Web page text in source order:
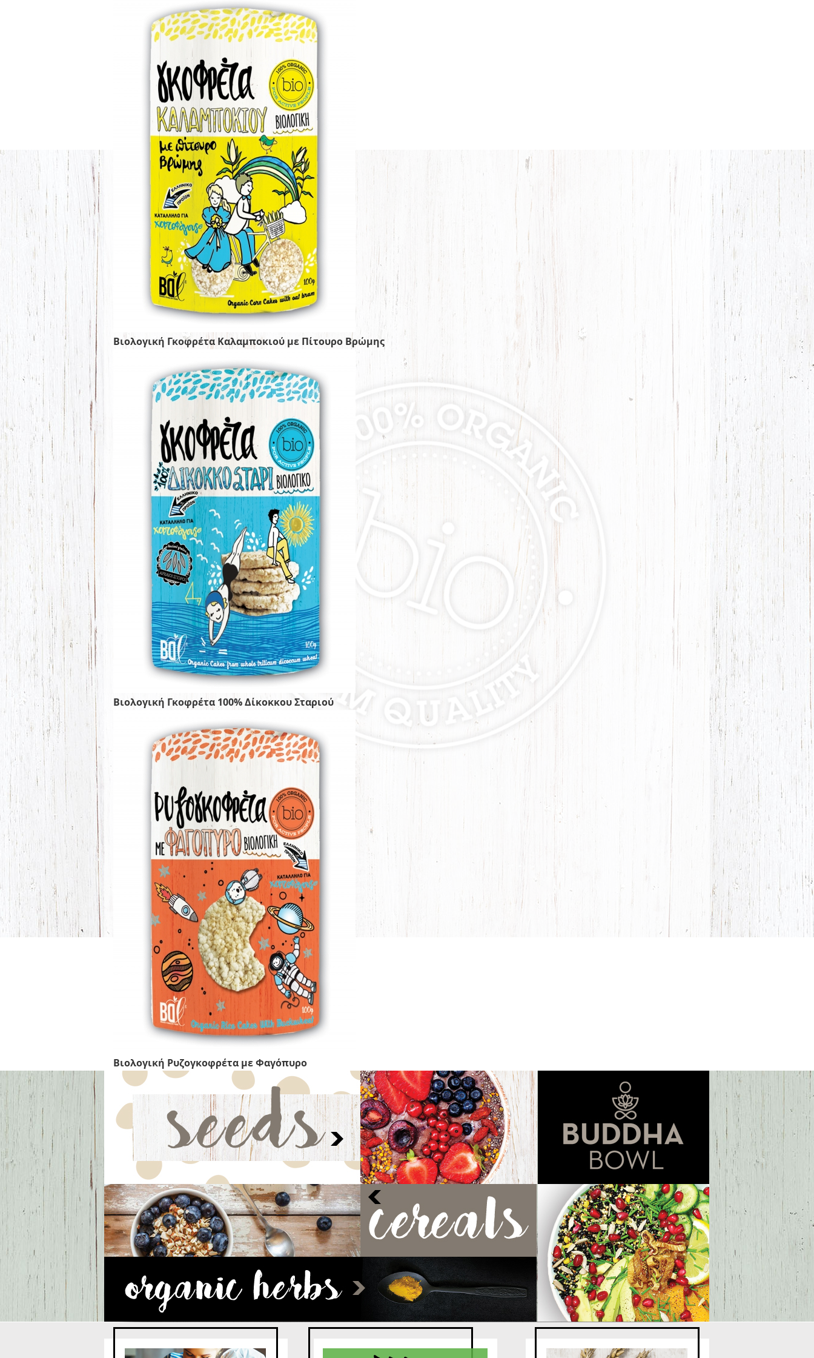
Βιολογική Γκοφρέτα Καλαμποκιού με Πίτουρο Βρώμης
Βιολογική Γκοφρέτα 100% Δίκοκκου Σταριού
Βιολογική Ρυζογκοφρέτα με Φαγόπυρο